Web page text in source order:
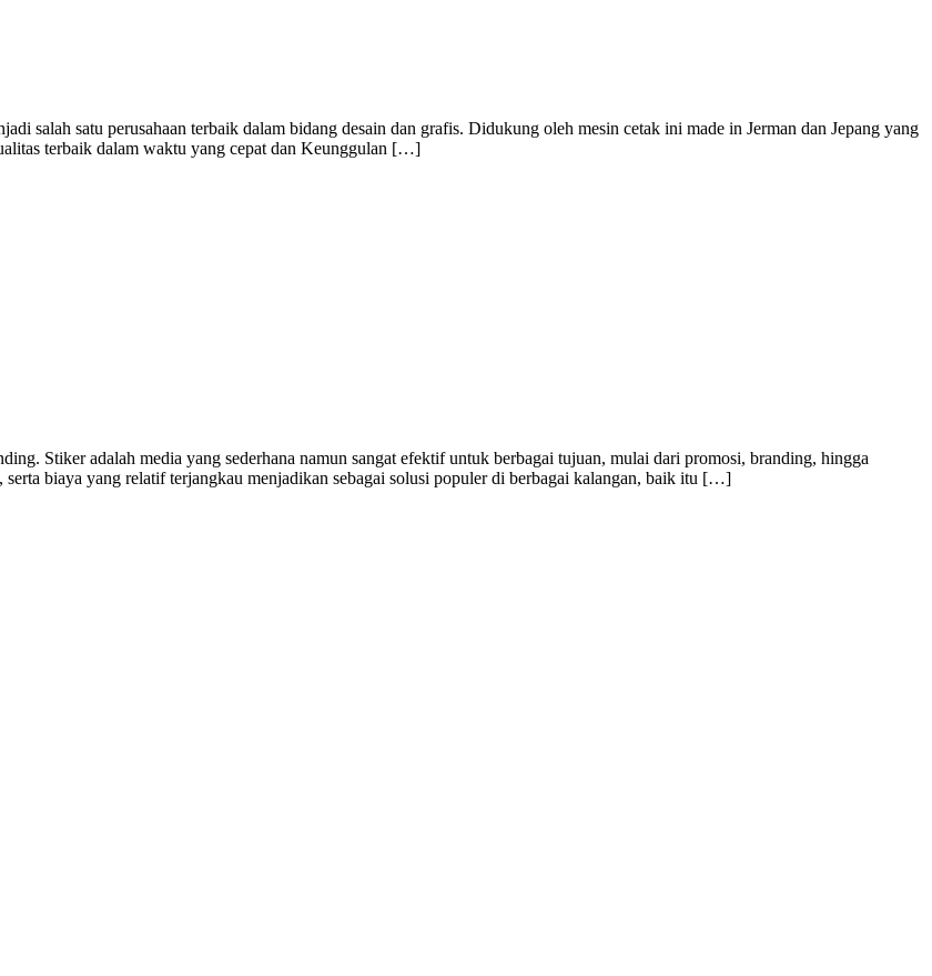
salah satu perusahaan terbaik dalam bidang desain dan grafis. Didukung oleh mesin cetak ini made in Jerman dan Jepang yang
terbaik dalam waktu yang cepat dan Keunggulan […]
Stiker adalah media yang sederhana namun sangat efektif untuk berbagai tujuan, mulai dari promosi, branding, hingga
biaya yang relatif terjangkau menjadikan sebagai solusi populer di berbagai kalangan, baik itu […]